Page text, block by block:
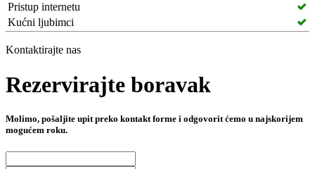
Pristup internetu
Kućni ljubimci
Kontaktirajte nas
Rezervirajte boravak
Molimo, pošaljite upit preko kontakt forme i odgovorit ćemo u najskorijem
mogućem roku.